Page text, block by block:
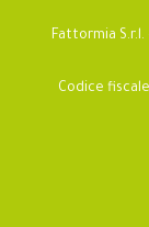
Fattormia S.r.l.
Codice